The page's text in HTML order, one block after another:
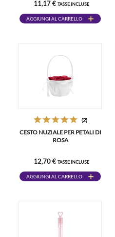
11,17 € TASSE INCLUSE
AGGIUNGI AL CARRELLO
(2)
CESTO NUZIALE PER PETALI DI
ROSA
12,70 € TASSE INCLUSE
AGGIUNGI AL CARRELLO